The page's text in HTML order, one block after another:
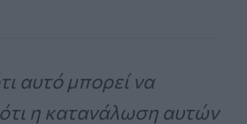
αυτό μπορεί να
η κατανάλωση αυτών